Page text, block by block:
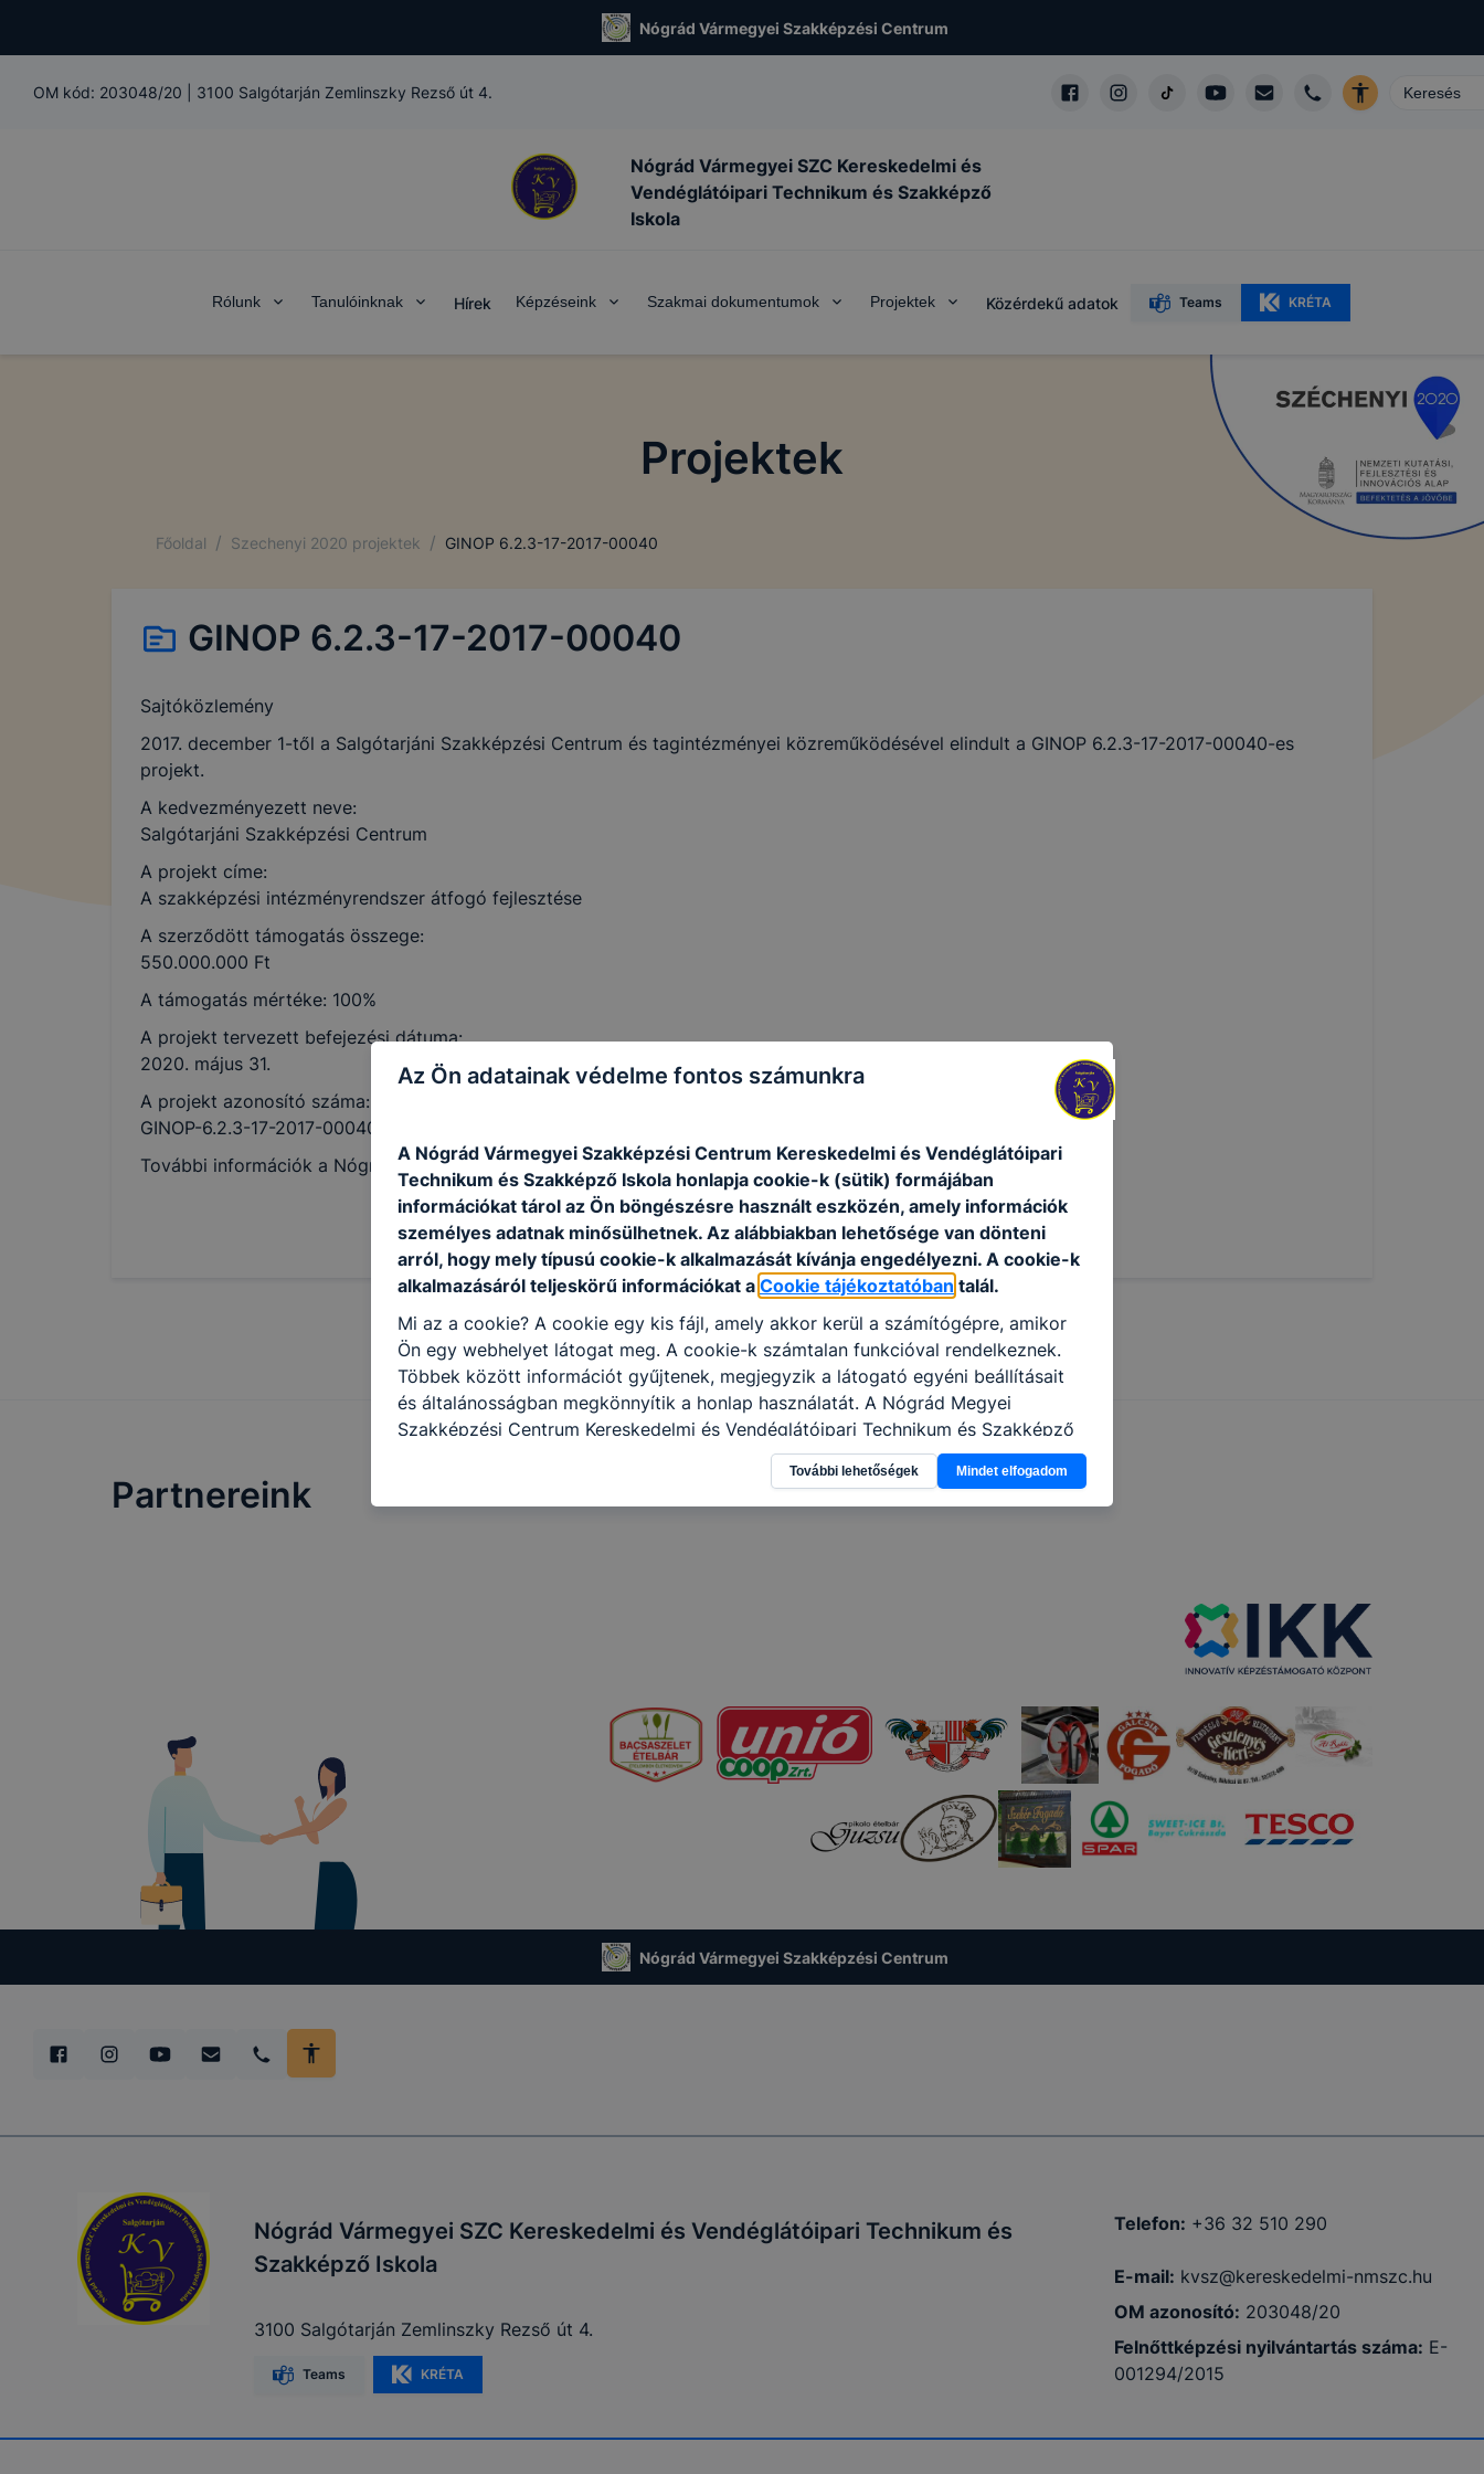
Nógrád Vármegyei Szakképzési Centrum
OM kód: 203048/20 3100 Salgótarján Zemlinszky Rezső út 4.
Nógrád Vármegyei SZC Kereskedelmi és
Vendéglátóipari Technikum és Szakképző
Iskola
Rólunk Tanulóinknak Hírek Képzéseink Szakmai dokumentumok Projektek Közérdekű adatok Teams KRÉTA
Projektek
Főoldal / Szechenyi 2020 projektek / GINOP 6.2.3-17-2017-00040
GINOP 6.2.3-17-2017-00040
Sajtóközlemény
2017. december 1-től a Salgótarjáni Szakképzési Centrum és tagintézményei közreműködésével elindult a GINOP 6.2.3-17-2017-00040-es
projekt.
A kedvezményezett neve:
Salgótarjáni Szakképzési Centrum
A projekt címe:
A szakképzési intézményrendszer átfogó fejlesztése
A szerződött támogatás összege:
550.000.000 Ft
A támogatás mértéke: 100%
A projekt tervezett befejezési dátuma:
2020. május 31.
A projekt azonosító száma:
GINOP-6.2.3-17-2017-00040
További információk a Nógrád Megyei Szakképzési Centrum honlapján ittérhetők el.
Partnereink
Nógrád Vármegyei Szakképzési Centrum
Nógrád Vármegyei SZC Kereskedelmi és Vendéglátóipari Technikum és
Szakképző Iskola
3100 Salgótarján Zemlinszky Rezső út 4.
Teams KRÉTA
Telefon: +36 32 510 290
E-mail: kvsz@kereskedelmi-nmszc.hu
OM azonosító: 203048/20
Felnőttképzési nyilvántartás száma: E-
001294/2015
Az Ön adatainak védelme fontos számunkra
A Nógrád Vármegyei Szakképzési Centrum Kereskedelmi és Vendéglátóipari
Technikum és Szakképző Iskola honlapja cookie-k (sütik) formájában
információkat tárol az Ön böngészésre használt eszközén, amely információk
személyes adatnak minősülhetnek. Az alábbiakban lehetősége van dönteni
arról, hogy mely típusú cookie-k alkalmazását kívánja engedélyezni. A cookie-k
alkalmazásáról teljeskörű információkat a Cookie tájékoztatóban talál.
Mi az a cookie? A cookie egy kis fájl, amely akkor kerül a számítógépre, amikor
Ön egy webhelyet látogat meg. A cookie-k számtalan funkcióval rendelkeznek.
Többek között információt gyűjtenek, megjegyzik a látogató egyéni beállításait
és általánosságban megkönnyítik a honlap használatát. A Nógrád Megyei
Szakképzési Centrum Kereskedelmi és Vendéglátóipari Technikum és Szakképző
Iskola honlapja a cookie-kat a következő célokból használja: információ gyűjtése
azzal kapcsolatban, hogyan használja Ön a honlapot -annak felmérésével, hogy a
honlap melyik részeit látogatja, vagy használja leginkább, így megtudhatjuk,
megakadályozása vagy törlése által előfordulhat, hogy felhasználóink nem
lesznek képesek honlapunk funkcióinak teljes körű használatára, vagy a honlap a
tervezettől eltérően fog működni böngészőjében.
További lehetőségek Mindet elfogadom